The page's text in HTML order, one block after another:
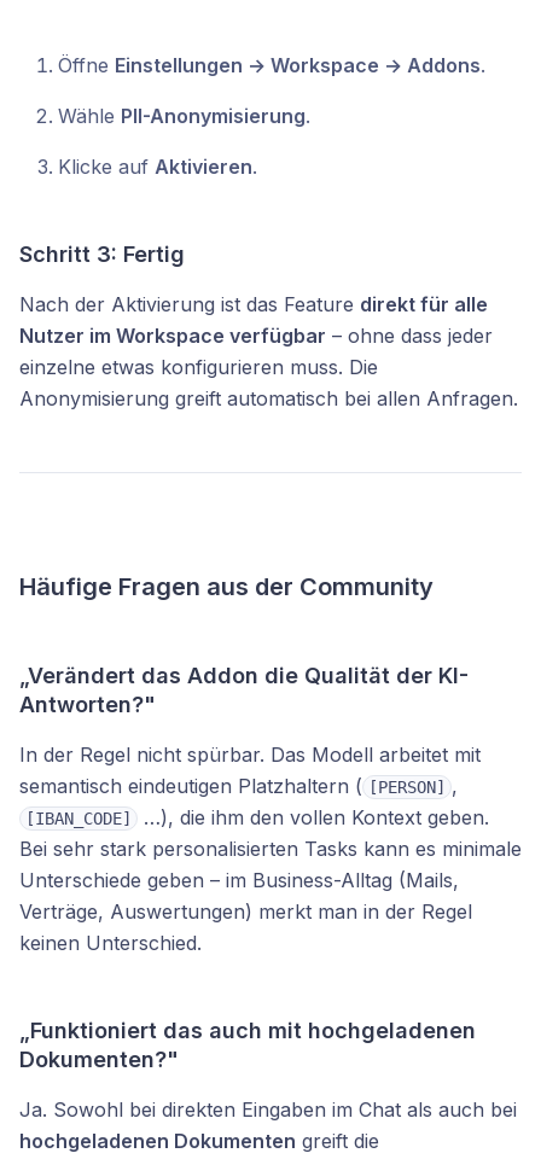
Öffne Einstellungen → Workspace → Addons.
Wähle PII-Anonymisierung.
Klicke auf Aktivieren.
Schritt 3: Fertig
Nach der Aktivierung ist das Feature direkt für alle
Nutzer im Workspace verfügbar – ohne dass jeder
einzelne etwas konfigurieren muss. Die
Anonymisierung greift automatisch bei allen Anfragen.
Häufige Fragen aus der Community
„Verändert das Addon die Qualität der KI-
Antworten?"
In der Regel nicht spürbar. Das Modell arbeitet mit
semantisch eindeutigen Platzhaltern (
[PERSON] ,
[IBAN_CODE]
…), die ihm den vollen Kontext geben.
Bei sehr stark personalisierten Tasks kann es minimale
Unterschiede geben – im Business-Alltag (Mails,
Verträge, Auswertungen) merkt man in der Regel
keinen Unterschied.
„Funktioniert das auch mit hochgeladenen
Dokumenten?"
Ja. Sowohl bei direkten Eingaben im Chat als auch bei
hochgeladenen Dokumenten greift die